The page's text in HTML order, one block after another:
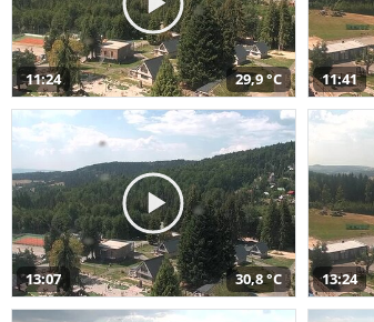
11:24 29,9 °C 11:41
13:07 30,8 °C 13:24